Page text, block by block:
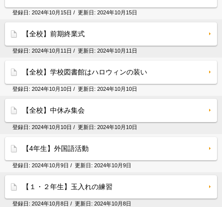
登録日: 2024年10月15日 / 更新日: 2024年10月15日
【全校】前期終業式
登録日: 2024年10月11日 / 更新日: 2024年10月11日
【全校】学校図書館はハロウィンの装い
登録日: 2024年10月10日 / 更新日: 2024年10月10日
【全校】中休み集会
登録日: 2024年10月10日 / 更新日: 2024年10月10日
【4年生】外国語活動
登録日: 2024年10月9日 / 更新日: 2024年10月9日
【１・２年生】玉入れの練習
登録日: 2024年10月8日 / 更新日: 2024年10月8日